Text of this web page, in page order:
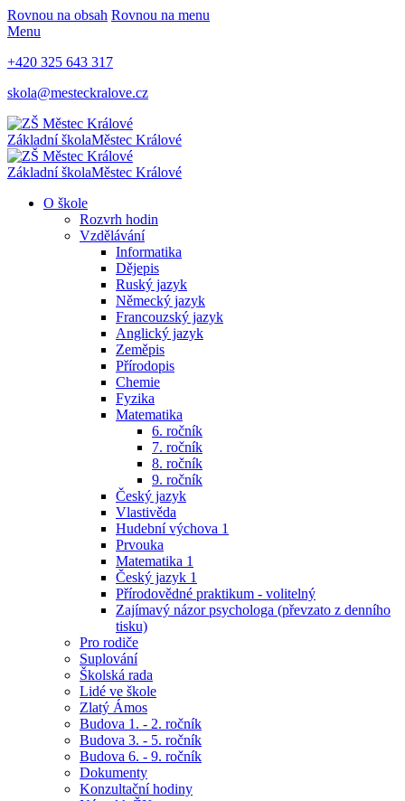
Rovnou na obsah Rovnou na menu
Menu
+420 325 643 317
skola@mesteckralove.cz
Základní školaMěstec Králové
Základní školaMěstec Králové
O škole
Rozvrh hodin
Vzdělávání
Informatika
Dějepis
Ruský jazyk
Německý jazyk
Francouzský jazyk
Anglický jazyk
Zeměpis
Přírodopis
Chemie
Fyzika
Matematika
6. ročník
7. ročník
8. ročník
9. ročník
Český jazyk
Vlastivěda
Hudební výchova 1
Prvouka
Matematika 1
Český jazyk 1
Přírodovědné praktikum - volitelný
Zajímavý názor psychologa (převzato z denního
tisku)
Pro rodiče
Suplování
Školská rada
Lidé ve škole
Zlatý Ámos
Budova 1. - 2. ročník
Budova 3. - 5. ročník
Budova 6. - 9. ročník
Dokumenty
Konzultační hodiny